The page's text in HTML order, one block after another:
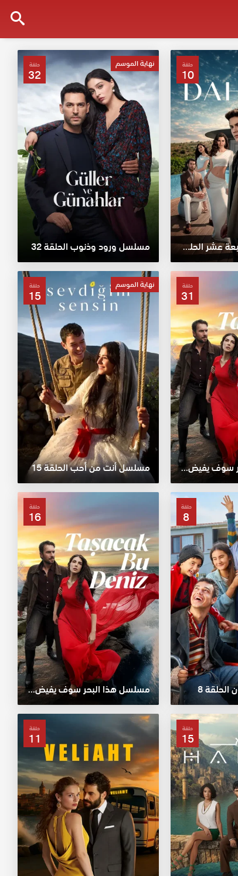
حلقة
10
مسلسل في السابعة عشر الحلقة 10
نهاية الموسم حلقة
32
مسلسل ورود وذنوب الحلقة 32
حلقة
31
مسلسل هذا البحر سوف يفيض الحلقة 31
نهاية الموسم حلقة
15
مسلسل أنت من أحب الحلقة 15
حلقة
8
8
حلقة
16
مسلسل هذا البحر سوف يفيض الحلقة 16
حلقة
15
حلقة
11